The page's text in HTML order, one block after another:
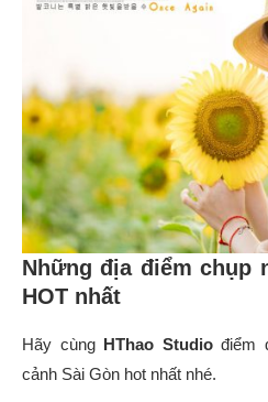
Những địa điểm chụp
HOT nhất
Hãy cùng HThao Studiođiểm
cảnh Sài Gòn hot nhất nhé.